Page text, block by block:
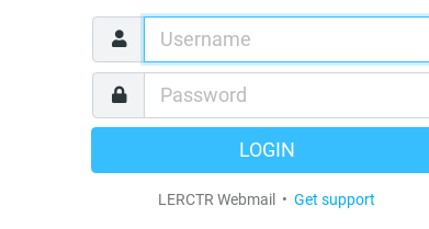
LOGIN
LERCTR Webmail • Get support